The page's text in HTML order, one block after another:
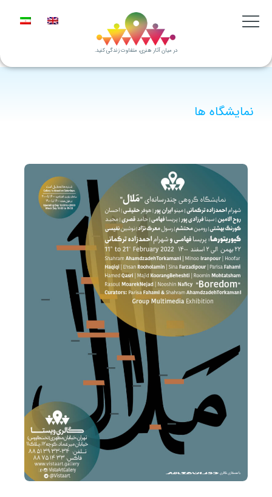
در میان آثار هنری، متفاوت زندگی کنید.
نمایشگاه ها